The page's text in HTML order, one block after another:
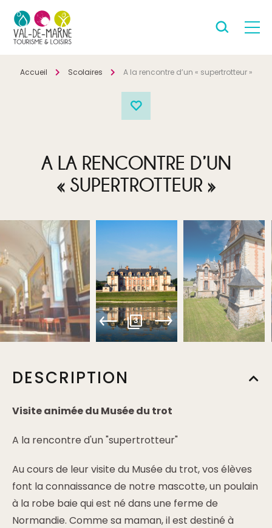
Accueil Scolaires A la rencontre d’un « supertrotteur »
A LA RENCONTRE D’UN
« SUPERTROTTEUR »
3
DESCRIPTION
Visite animée du Musée du trot
A la rencontre d'un "supertrotteur"
Au cours de leur visite du Musée du trot, vos élèves
font la connaissance de notre mascotte, un poulain
à la robe baie qui est né dans une ferme de
Normandie. Comme sa maman, il est destiné à